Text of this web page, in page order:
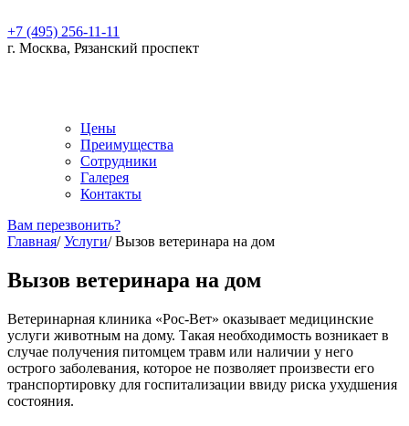
+7 (495) 256-11-11
г. Москва, Рязанский проспект
Цены
Преимущества
Сотрудники
Галерея
Контакты
Вам перезвонить?
Главная/ Услуги/ Вызов ветеринара на дом
Вызов ветеринара на дом
Ветеринарная клиника «Рос-Вет» оказывает медицинские
услуги животным на дому. Такая необходимость возникает в
случае получения питомцем травм или наличии у него
острого заболевания, которое не позволяет произвести его
транспортировку для госпитализации ввиду риска ухудшения
состояния.